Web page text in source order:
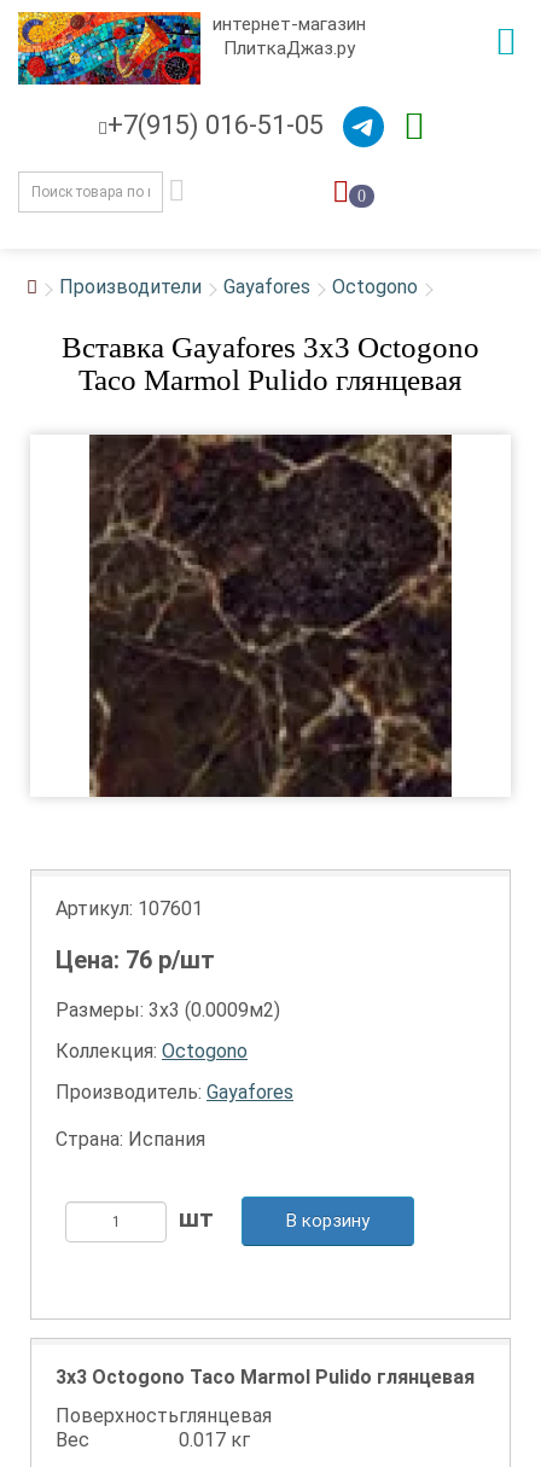
интернет-магазин
ПлиткаДжаз.ру
+7(915) 016-51-05
0
Производители Gayafores Octogono
Вставка Gayafores 3x3 Octogono
Taco Marmol Pulido глянцевая
Артикул: 107601
Цена: 76 р/шт
Размеры: 3х3 (0.0009м2)
Коллекция: Octogono
Производитель: Gayafores
Страна: Испания
В корзину
3x3 Octogono Taco Marmol Pulido глянцевая
Поверхностьглянцевая
Вес
0.017 кг